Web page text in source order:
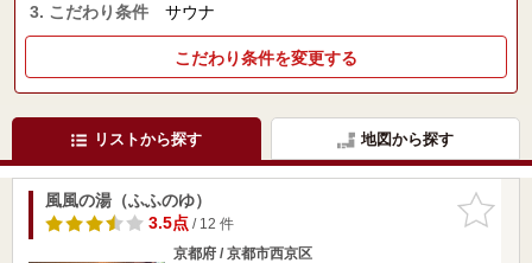
3. こだわり条件 サウナ
こだわり条件を変更する
リストから探す 地図から探す
お気に入
りに追加
風風の湯（ふふのゆ）
3.5点/ 12 件
京都府 / 京都市西京区